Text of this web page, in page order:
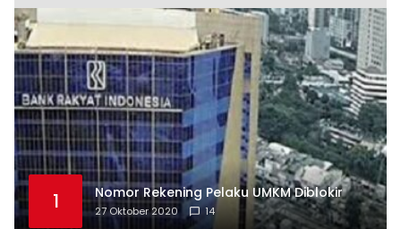
1 Nomor Rekening Pelaku UMKM Diblokir
27 Oktober 2020 14